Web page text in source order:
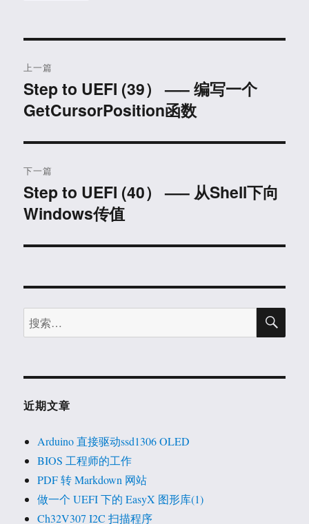
章
导
航
上一篇
上
篇
章：
Step to UEFI (39） —– 编写一个
GetCursorPosition函数
下一篇
下
篇
章：
Step to UEFI (40） —– 从Shell下向
Windows传值
搜
索：
搜
近期文章
Arduino 直接驱动ssd1306 OLED
BIOS 工程师的工作
PDF 转 Markdown 网站
做一个 UEFI 下的 EasyX 图形库(1)
Ch32V307 I2C 扫描程序